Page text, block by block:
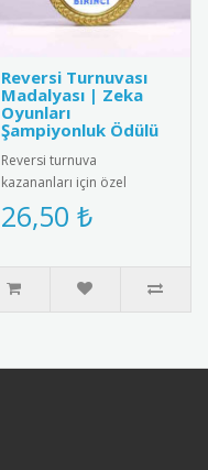
Reversi Turnuvası
Madalyası | Zeka
Oyunları
Şampiyonluk Ödülü
Reversi turnuva
kazananları için özel
tasarım madalya. Strateji
ve zeka oyunları başarısını
26,50 ₺